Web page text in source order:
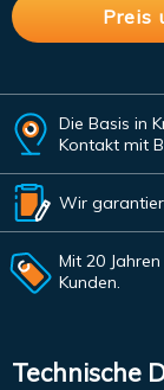
Die Basis in
Kontakt mit
Wir
Mit 20
Kunden.
Technische